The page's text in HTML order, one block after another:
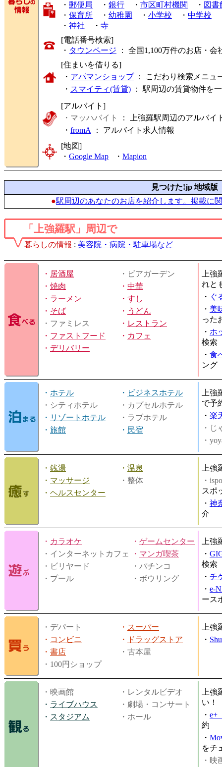
・ 郵便局 ・ 銀行 ・ 市区町村機関 ・ 図書
・ 保育所 ・ 幼稚園 ・ 小学校 ・ 中学校
・ 神社 ・ 寺
[電話番号検索]
・ タウンページ ： 全国1,100万件のお店・
[住まいを借りる]
・ アパマンショップ： こだわり検索メニュ
・ スマイティ(賃貸) ： 駅周辺の賃貸物件を
[アルバイト]
・マッハバイト
： 上強羅駅周辺のアルバイ
・ fromA ： アルバイト求人情報
[地図]
・ Google Map ・ Mapion
見つけた!jp 地域版
●駅周辺のあなたのお店を紹介します。掲載に
「上強羅駅」周辺で
暮らしの情報 : 美容院・病院・駐車場など
・ 居酒屋
・ビアガーデン
・ 焼肉 ・ 中華
・ ラーメン ・ すし
・ そば ・ うどん
・ファミレス
・ レストラン
・ ファストフード ・ カフェ
・ デリバリー
上
れと
・ ぐ
・ 美
った
・ ホ
検索
・ 食
ング
・ ホテル ・ ビジネスホテル
・シティホテル
・カプセルホテル
・ リゾートホテル
・ラブホテル
・ 旅館 ・ 民宿
上
で予
・ 楽
・じ
・
・ 銭湯 ・ 温泉
・ マッサージ
・整体
・ ヘルスセンター
上
・
スポ
・ 神
介
・ カラオケ ・ ゲームセンター
・インターネットカフェ
・ マンガ喫茶
・ビリヤード
・パチンコ
・プール
・ボウリング
上
・
検索
・ チ
・ e-
ース
・デパート ・ スーパー
・ コンビニ ・
ドラッグストア
・ 書店
・古本屋
・100円ショップ
上
・
・映画館
・レンタルビデオ
・ ライブハウス
・劇場・コンサート
・ スタジアム ・ホール
上
い！
・ e+
約
・
をチ
・映